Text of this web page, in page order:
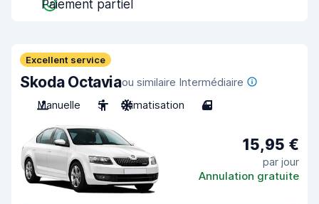
Paiement partiel
Excellent service
Skoda Octaviaou similaire Intermédiaire
Manuelle
5 Climatisation 4
15,95 €
par jour
Annulation gratuite